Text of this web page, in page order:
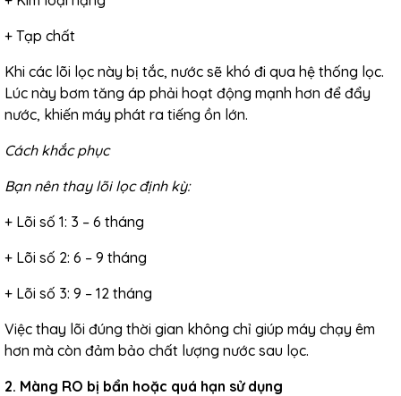
+ Tạp chất
Khi các lõi lọc này bị tắc, nước sẽ khó đi qua hệ thống lọc.
Lúc này bơm tăng áp phải hoạt động mạnh hơn để đẩy
nước, khiến máy phát ra tiếng ồn lớn.
Cách khắc phục
Bạn nên thay lõi lọc định kỳ:
+ Lõi số 1: 3 – 6 tháng
+ Lõi số 2: 6 – 9 tháng
+ Lõi số 3: 9 – 12 tháng
Việc thay lõi đúng thời gian không chỉ giúp máy chạy êm
hơn mà còn đảm bảo chất lượng nước sau lọc.
2. Màng RO bị bẩn hoặc quá hạn sử dụng